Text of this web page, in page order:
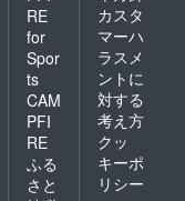
・名
称：米
酒・内
容量：
180g・
保存方
法:：冷
(10℃以
下)で保
100.0c
m、裾
50cm、
袖丈：
21cm、
裾回
100cm
、胸
RE
for
Spor
ts
CAM
PFI
RE
ふる
さと
カスタ
マーハ
ラスメ
ントに
対する
考え方
クッ
キーポ
リシー